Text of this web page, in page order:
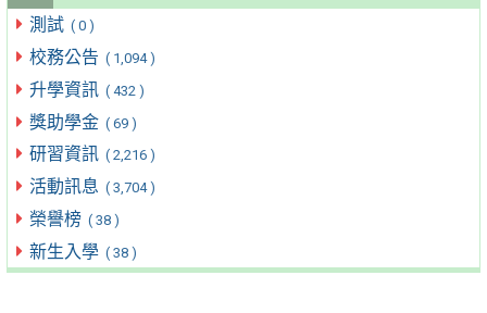
測試 ( 0 )
校務公告 ( 1,094 )
升學資訊 ( 432 )
獎助學金 ( 69 )
研習資訊 ( 2,216 )
活動訊息 ( 3,704 )
榮譽榜 ( 38 )
新生入學 ( 38 )